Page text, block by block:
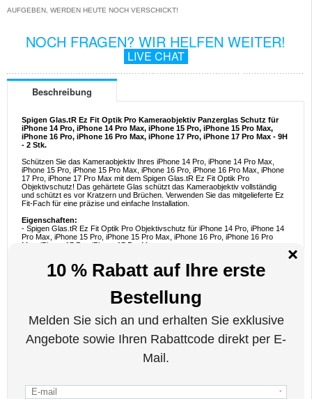
AUFGEBEN, WERDEN HEUTE NOCH VERSCHICKT!
NOCH FRAGEN? WIR HELFEN WEITER!
LIVE CHAT
Beschreibung
Spigen Glas.tR Ez Fit Optik Pro Kameraobjektiv Panzerglas Schutz für
iPhone 14 Pro, iPhone 14 Pro Max, iPhone 15 Pro, iPhone 15 Pro Max,
iPhone 16 Pro, iPhone 16 Pro Max, iPhone 17 Pro, iPhone 17 Pro Max - 9H
- 2 Stk.
Schützen Sie das Kameraobjektiv Ihres iPhone 14 Pro, iPhone 14 Pro Max,
iPhone 15 Pro, iPhone 15 Pro Max, iPhone 16 Pro, iPhone 16 Pro Max, iPhone
17 Pro, iPhone 17 Pro Max mit dem Spigen Glas.tR Ez Fit Optik Pro
Objektivschutz! Das gehärtete Glas schützt das Kameraobjektiv vollständig
und schützt es vor Kratzern und Brüchen. Verwenden Sie das mitgelieferte Ez
Fit-Fach für eine präzise und einfache Installation.
Eigenschaften:
- Spigen Glas.tR Ez Fit Optik Pro Objektivschutz für iPhone 14 Pro, iPhone 14
Pro Max, iPhone 15 Pro, iPhone 15 Pro Max, iPhone 16 Pro, iPhone 16 Pro
Max, iPhone 17 Pro, iPhone 17 Pro Max
- Die Kameraqualität Ihres iPhone 14 Pro, iPhone 14 Pro Max, iPhone 15 Pro,
iPhone 15 Pro Max, iPhone 16 Pro, iPhone 16 Pro Max, iPhone 17 Pro, iPhone
- Das Ez Fit-Fach bietet eine perfekte Installation
- Spigen Optik Pro besteht aus gehärtetem 9H-Glas
Paket beinhaltet:
- 1x Reinigungsset
iPhone 14 Pro 6.1", iPhone 14 Pro Max 6.7", iPhone 15 Pro
6.1", iPhone 15 Pro Max 6.7", iPhone 16 Pro 6.3", iPhone 16 Pro Max 6.9",
Verpackung: Euroblister